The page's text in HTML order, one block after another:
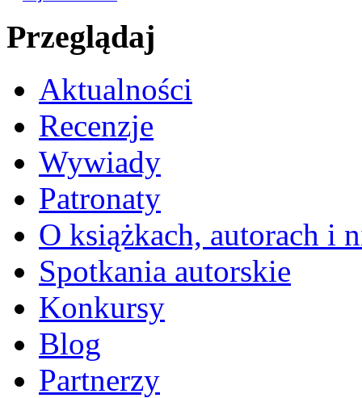
Przeglądaj
Aktualności
Recenzje
Wywiady
Patronaty
O książkach, autorach i
Spotkania autorskie
Konkursy
Blog
Partnerzy